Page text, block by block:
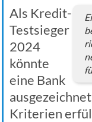
Als Kredit-
Testsieger
2024
könnte
eine Bank
Kriterien